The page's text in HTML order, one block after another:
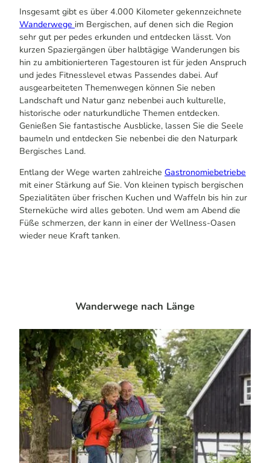
Insgesamt gibt es über 4.000 Kilometer gekennzeichnete
Wanderwege im Bergischen, auf denen sich die Region
sehr gut per pedes erkunden und entdecken lässt. Von
kurzen Spaziergängen über halbtägige Wanderungen bis
hin zu ambitionierteren Tagestouren ist für jeden Anspruch
und jedes Fitnesslevel etwas Passendes dabei. Auf
ausgearbeiteten Themenwegen können Sie neben
Landschaft und Natur ganz nebenbei auch kulturelle,
historische oder naturkundliche Themen entdecken.
Genießen Sie fantastische Ausblicke, lassen Sie die Seele
baumeln und entdecken Sie nebenbei die den Naturpark
Bergisches Land.
Entlang der Wege warten zahlreiche Gastronomiebetriebe
mit einer Stärkung auf Sie. Von kleinen typisch bergischen
Spezialitäten über frischen Kuchen und Waffeln bis hin zur
Sterneküche wird alles geboten. Und wem am Abend die
Füße schmerzen, der kann in einer der Wellness-Oasen
wieder neue Kraft tanken.
Wanderwege nach Länge